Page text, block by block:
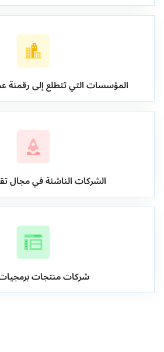
المؤسسات التي تتطلع إلى رقمنة
الشركات الناشئة في مجال
شركات منتجات